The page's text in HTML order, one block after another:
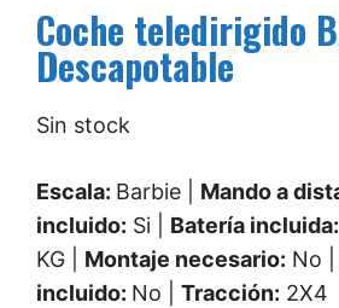
Coche teledirigido
Descapotable
Sin stock
Escala: Barbie | Mando a
incluido: Si | Batería incluida:
KG | Montaje necesario: No |
incluido: No | Tracción: 2X4